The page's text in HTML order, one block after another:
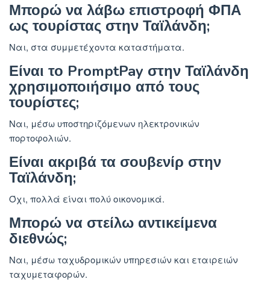
Μπορώ να λάβω επιστροφή ΦΠΑ
ως τουρίστας στην Ταϊλάνδη;
Ναι, στα συμμετέχοντα καταστήματα.
Είναι το PromptPay στην Ταϊλάνδη
χρησιμοποιήσιμο από τους
τουρίστες;
Ναι, μέσω υποστηριζόμενων ηλεκτρονικών
πορτοφολιών.
Είναι ακριβά τα σουβενίρ στην
Ταϊλάνδη;
Όχι, πολλά είναι πολύ οικονομικά.
Μπορώ να στείλω αντικείμενα
διεθνώς;
Ναι, μέσω ταχυδρομικών υπηρεσιών και εταιρειών
ταχυμεταφορών.